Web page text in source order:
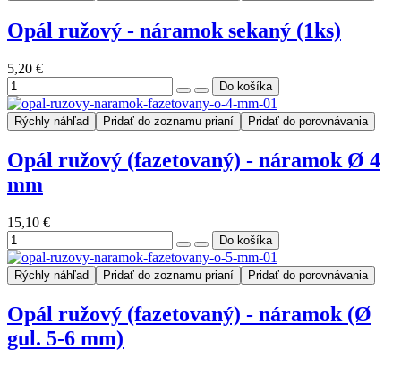
Opál ružový - náramok sekaný (1ks)
5,20 €
Rýchly náhľad Pridať do zoznamu prianí Pridať do porovnávania
Opál ružový (fazetovaný) - náramok Ø 4
mm
15,10 €
Rýchly náhľad Pridať do zoznamu prianí Pridať do porovnávania
Opál ružový (fazetovaný) - náramok (Ø
gul. 5-6 mm)